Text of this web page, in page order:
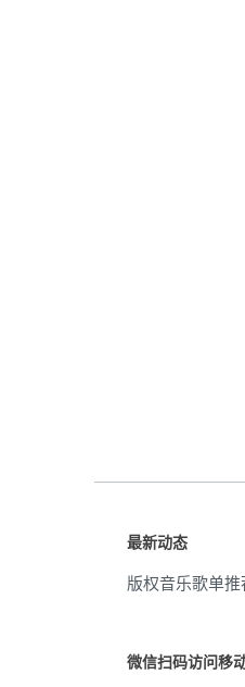
最新动态
版权音乐歌单推
微信扫码访问移